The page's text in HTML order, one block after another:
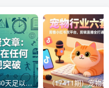
某公众号付费文章：30天足以让你在任何一个领域实现突破